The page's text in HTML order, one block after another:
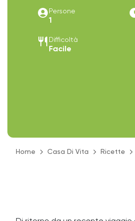
account_circle Persone
1
restaurant Difficoltà
Facile
Home Casa Di Vita Ricette